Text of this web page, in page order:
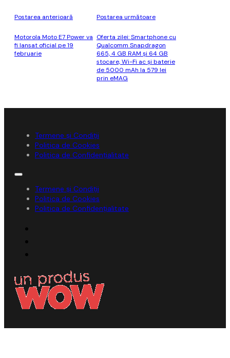
Postarea anterioară
Motorola Moto E7 Power va
fi lansat oficial pe 19
februarie
Postarea următoare
Oferta zilei: Smartphone cu
Qualcomm Snapdragon
665, 4 GB RAM și 64 GB
stocare, Wi-Fi ac și baterie
de 5000 mAh la 579 lei
prin eMAG
Termene și Condiții
Politica de Cookies
Politica de Confidențialitate
Termene și Condiții
Politica de Cookies
Politica de Confidențialitate